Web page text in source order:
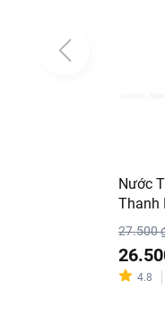
Nước
Thanh
27.500
4.8